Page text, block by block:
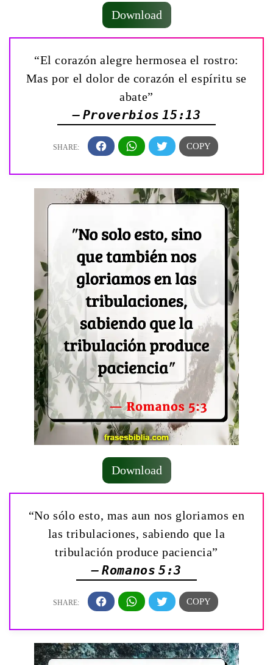
Download
“El corazón alegre hermosea el rostro:
Mas por el dolor de corazón el espíritu se
abate”
— Proverbios 15:13
Download
“No sólo esto, mas aun nos gloriamos en
las tribulaciones, sabiendo que la
tribulación produce paciencia”
— Romanos 5:3